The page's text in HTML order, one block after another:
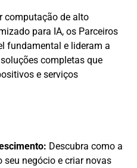
computação de alto
para IA, os Parceiros
fundamental e lideram a
completas que
e serviços
Descubra como a
seu negócio e criar novas